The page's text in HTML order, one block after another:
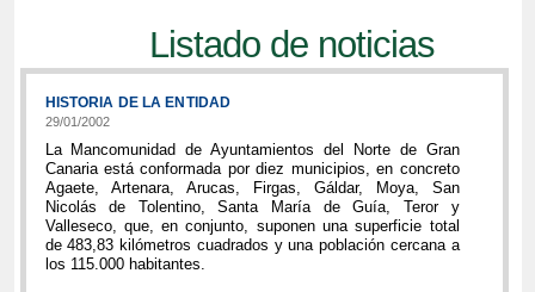
Listado de noticias
HISTORIA DE LA ENTIDAD
29/01/2002
La Mancomunidad de Ayuntamientos del Norte de Gran
Canaria está conformada por diez municipios, en concreto
Agaete, Artenara, Arucas, Firgas, Gáldar, Moya, San
Nicolás de Tolentino, Santa María de Guía, Teror y
Valleseco, que, en conjunto, suponen una superficie total
de 483,83 kilómetros cuadrados y una población cercana a
los 115.000 habitantes.